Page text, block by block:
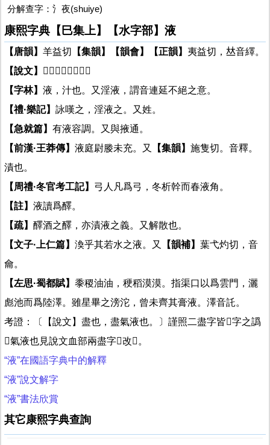
分解查字：氵夜(shuiye)
康熙字典【巳集上】【水字部】液
【唐韻】 羊益切 【集韻】 【韻會】 【正韻】 夷益切，𠀤音繹。
【說文】
𧗁也，𧗁氣液也。
【字林】 液，汁也。又淫液，謂音連延不絕之意。
【禮·樂記】 詠嘆之，淫液之。又姓。
【急就篇】 有液容調。又與掖通。
【前漢·王莽傳】 液庭尉媵未充。又 【集韻】 施隻切。音釋。
漬也。
【周禮·冬官考工記】 弓人凡爲弓，冬析幹而春液角。
【註】 液讀爲醳。
【疏】 醳酒之醳，亦漬液之義。又解散也。
【文子·上仁篇】 渙乎其若水之液。又 【韻補】 葉弋灼切，音
龠。
【左思·蜀都賦】 黍稷油油，稉稻漠漠。指渠口以爲雲門，灑
彪池而爲陸澤。雖星畢之滂沱，曾未齊其膏液。澤音託。
考證：〔【說文】盡也，盡氣液也。〕謹照二盡字皆𧗁字之譌
𧗁氣液也見說文血部兩盡字𠀤改𧗁。
“液”在國語字典中的解釋
“液”說文解字
“液”書法欣賞
其它康熙字典查詢